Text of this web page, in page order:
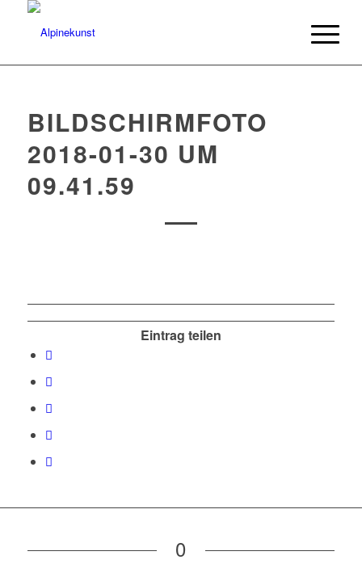
BILDSCHIRMFOTO
2018-01-30 UM
09.41.59
Eintrag teilen
0